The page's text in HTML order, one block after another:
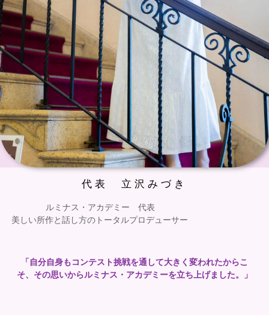
代表 立沢みづき
ルミナス・アカデミー 代表
美しい所作と話し方のトータルプロデューサー
「自分自身もコンテスト挑戦を通して大きく変われたからこ
そ、その思いからルミナス・アカデミーを立ち上げました。」